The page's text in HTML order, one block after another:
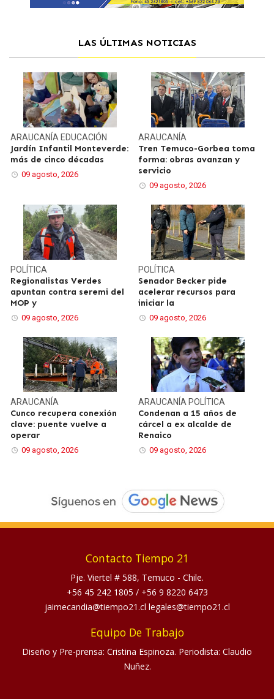
LAS ÚLTIMAS NOTICIAS
ARAUCANÍA EDUCACIÓN
Jardín Infantil Monteverde:
más de cinco décadas
09 agosto, 2026
ARAUCANÍA
Tren Temuco-Gorbea toma
forma: obras avanzan y
servicio
09 agosto, 2026
POLÍTICA
Regionalistas Verdes
apuntan contra seremi del
MOP y
09 agosto, 2026
POLÍTICA
Senador Becker pide
acelerar recursos para
iniciar la
09 agosto, 2026
ARAUCANÍA
Cunco recupera conexión
clave: puente vuelve a
operar
09 agosto, 2026
ARAUCANÍA POLÍTICA
Condenan a 15 años de
cárcel a ex alcalde de
Renaico
09 agosto, 2026
Contacto Tiempo 21
Pje. Viertel # 588, Temuco - Chile.
+56 45 242 1805 / +56 9 8220 6473
jaimecandia@tiempo21.cl legales@tiempo21.cl
Equipo De Trabajo
Diseño y Pre-prensa: Cristina Espinoza. Periodista: Claudio
Nuñez.